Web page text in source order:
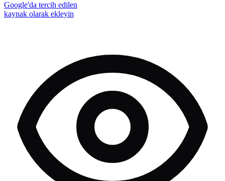
Google'da tercih edilen
kaynak olarak ekleyin